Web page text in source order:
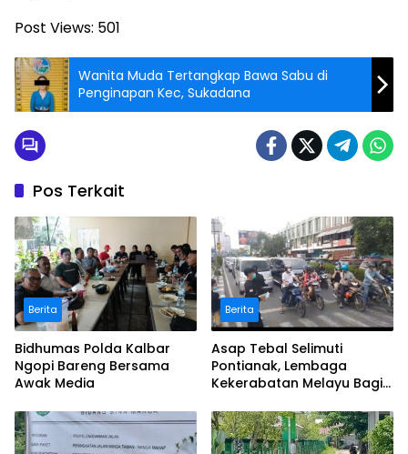
Post Views: 501
Wanita Muda Tertangkap Bawa Sabu di
Penginapan Kec, Sukadana
Pos Terkait
Berita
Bidhumas Polda Kalbar
Ngopi Bareng Bersama
Awak Media
Berita
Asap Tebal Selimuti
Pontianak, Lembaga
Kekerabatan Melayu Bagi